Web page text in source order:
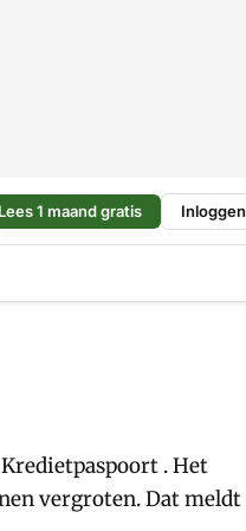
Lees 1 maand gratis Inloggen
. Het
vergroten. Dat meldt